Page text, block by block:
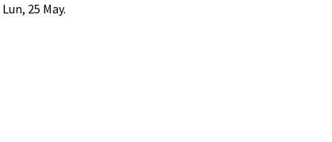
Lun, 25 May.